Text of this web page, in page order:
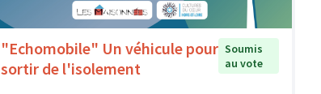
"Echomobile" Un véhicule pour
sortir de l'isolement
Soumis
au vote